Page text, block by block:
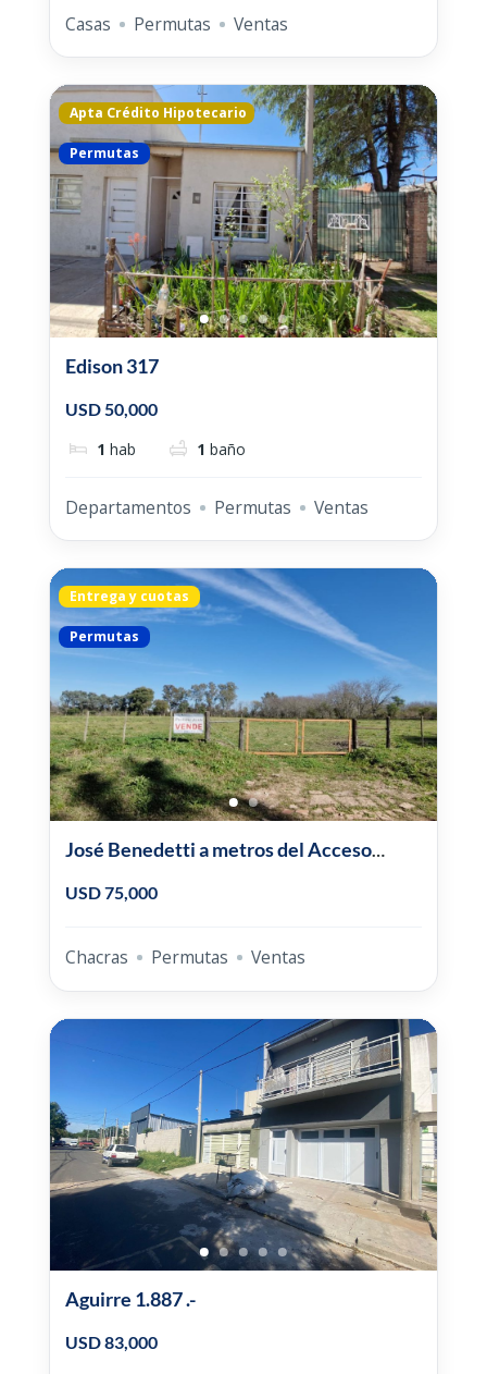
Casas Permutas Ventas
Apta Crédito Hipotecario
Permutas
Edison 317
USD 50,000
1 hab 1 baño
Departamentos Permutas Ventas
Entrega y cuotas
Permutas
José Benedetti a metros del Acceso
USD 75,000
Chacras Permutas Ventas
Aguirre 1.887 .-
USD 83,000